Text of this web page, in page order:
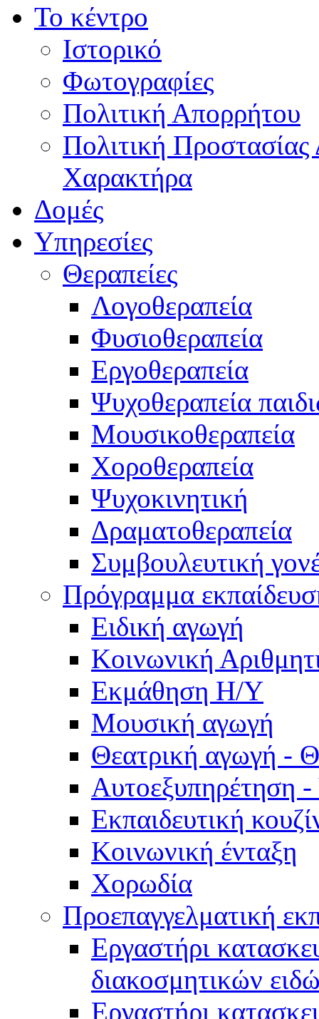
Το κέντρο
Ιστορικό
Φωτογραφίες
Πολιτική Απορρήτου
Πολιτική
Χαρακτήρα
Δομές
Υπηρεσίες
Θεραπείες
Λογοθεραπεία
Φυσιοθεραπεία
Εργοθεραπεία
Ψυχοθεραπεία
Μουσικοθεραπεία
Χοροθεραπεία
Ψυχοκινητική
Δραματοθεραπεία
Συμβουλευτική
Πρόγραμμα
Ειδική αγωγή
Κοινωνική
Εκμάθηση Η/Υ
Μουσική αγωγή
Θεατρική αγωγή -
Αυτοεξυπηρέτηση
Εκπαιδευτική
Κοινωνική ένταξη
Χορωδία
Προεπαγγελματική
Εργαστήρι
διακοσμητικών
Εργαστήρι